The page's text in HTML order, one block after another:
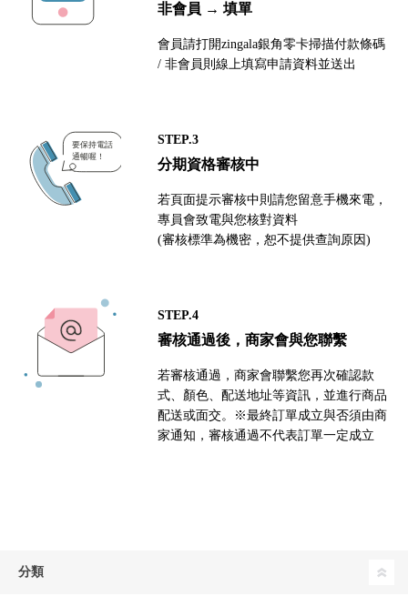
非會員 → 填單
會員請打開zingala銀角零卡掃描付款條碼
/ 非會員則線上填寫申請資料並送出
STEP.3
分期資格審核中
若頁面提示審核中則請您留意手機來電，
專員會致電與您核對資料
(審核標準為機密，恕不提供查詢原因)
STEP.4
審核通過後，商家會與您聯繫
若審核通過，商家會聯繫您再次確認款
式、顏色、配送地址等資訊，並進行商品
配送或面交。※最終訂單成立與否須由商
家通知，審核通過不代表訂單一定成立
分類